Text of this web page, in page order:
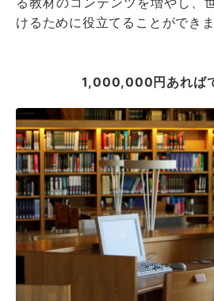
けるために役立てることができま
1,000,000円あれば